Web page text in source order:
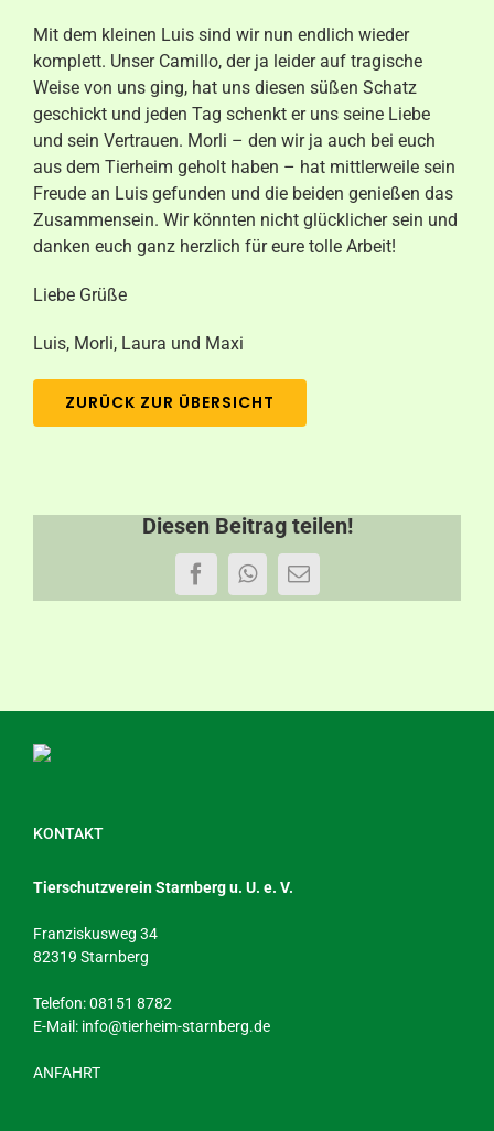
Mit dem kleinen Luis sind wir nun endlich wieder
komplett. Unser Camillo, der ja leider auf tragische
Weise von uns ging, hat uns diesen süßen Schatz
geschickt und jeden Tag schenkt er uns seine Liebe
und sein Vertrauen. Morli – den wir ja auch bei euch
aus dem Tierheim geholt haben – hat mittlerweile sein
Freude an Luis gefunden und die beiden genießen das
Zusammensein. Wir könnten nicht glücklicher sein und
danken euch ganz herzlich für eure tolle Arbeit!
Liebe Grüße
Luis, Morli, Laura und Maxi
ZURÜCK ZUR ÜBERSICHT
Diesen Beitrag teilen!
FacebookWhatsApp
E-
Mail
KONTAKT
Tierschutzverein Starnberg u. U. e. V.
Franziskusweg 34
82319 Starnberg
Telefon: 08151 8782
E-Mail: info@tierheim-starnberg.de
ANFAHRT